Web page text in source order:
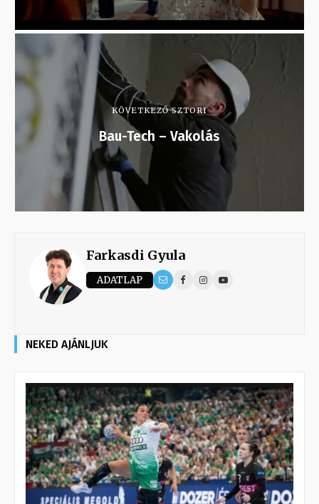
KÖVETKEZŐ SZTORI
Bau-Tech – Vakolás
Farkasdi Gyula
ADATLAP
NEKED AJÁNLJUK